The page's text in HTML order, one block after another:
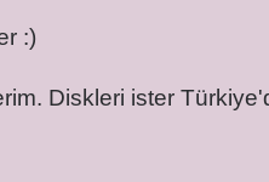
:)
Diskleri ister